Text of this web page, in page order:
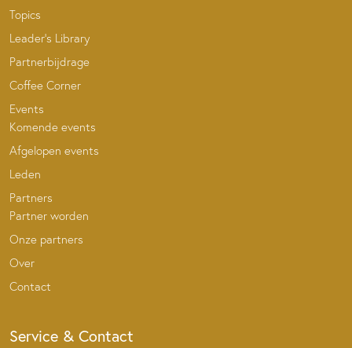
Topics
Leader’s Library
Partnerbijdrage
Coffee Corner
Events
Komende events
Afgelopen events
Leden
Partners
Partner worden
Onze partners
Over
Contact
Service & Contact